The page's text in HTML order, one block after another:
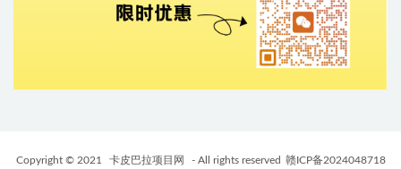
Copyright © 2021 卡皮巴拉项目网 - All rights reserved 赣ICP备2024048718